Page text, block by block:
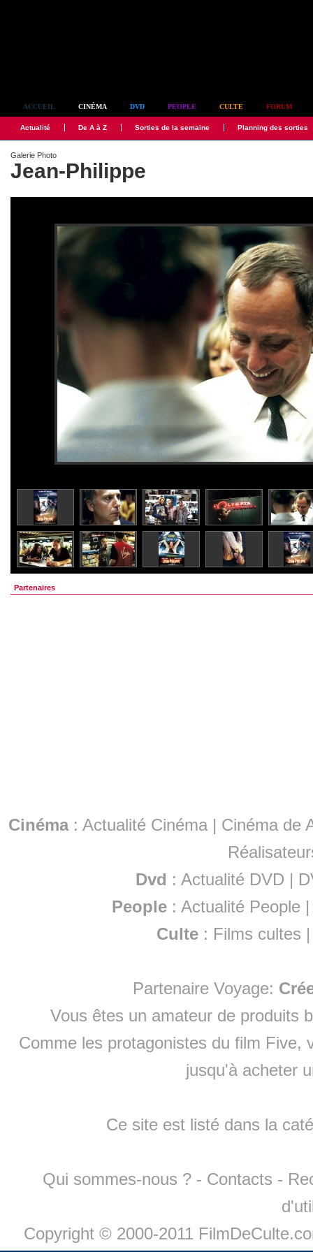
ACCUEIL CINÉMA DVD PEOPLE CULTE FORUM
Actualité De A à Z Sorties de la semaine Planning des sorties
Galerie Photo
Jean-Philippe
Partenaires
Cinéma: Actualité Cinéma | Cinéma de
Dvd : Actualité DVD |
People :Actualité People
Culte : Films cultes
Partenaire Voyage:
Vous êtes un amateur de produits
Comme les protagonistes du film Five,
jusqu'à acheter
Ce site est listé dans la
Qui sommes-nous ? - Contacts -
Copyright © 2000-2011